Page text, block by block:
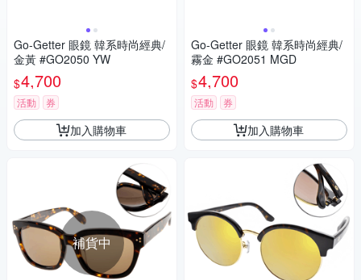
Go-Getter 眼鏡 韓系時尚經典/
金黃 #GO2050 YW
$4,700
活動 券
加入購物車
補貨中
Go-Getter 眼鏡 韓系時尚經典/
霧金 #GO2051 MGD
$4,700
活動 券
加入購物車